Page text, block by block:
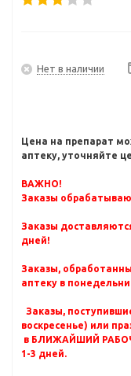
Нет в наличии
Цена на препарат
аптеку, уточняйте
ВАЖНО!
Заказы
Заказы
дней!
Заказы,
аптеку в
Заказы,
воскресенье) или
в БЛИЖАЙШИЙ
1-3 дней.